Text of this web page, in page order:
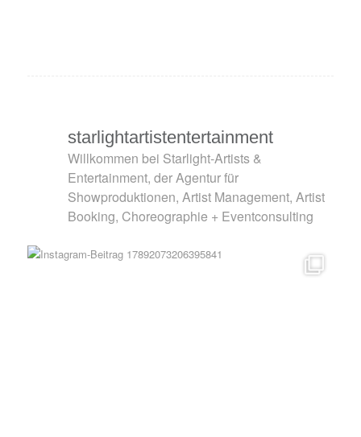
starlightartistentertainment
Willkommen bei Starlight-Artists &
Entertainment, der Agentur für
Showproduktionen, Artist Management, Artist
Booking, Choreographie + Eventconsulting